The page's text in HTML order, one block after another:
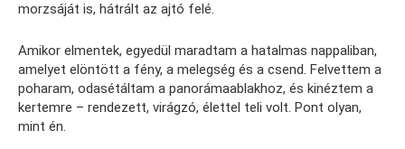
morzsáját is, hátrált az ajtó felé.
Amikor elmentek, egyedül maradtam a hatalmas nappaliban,
amelyet elöntött a fény, a melegség és a csend. Felvettem a
poharam, odasétáltam a panorámaablakhoz, és kinéztem a
kertemre – rendezett, virágzó, élettel teli volt. Pont olyan,
mint én.